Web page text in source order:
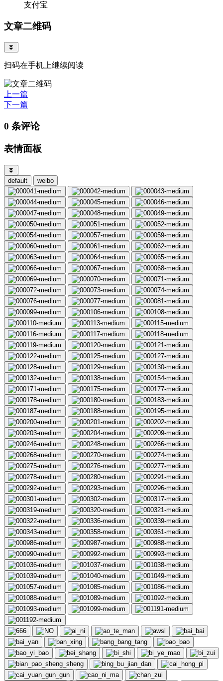
支付宝
文章二维码
⏬
扫码在手机上继续阅读
上一篇
下一篇
0 条评论
表情面板
⏬
default
weibo